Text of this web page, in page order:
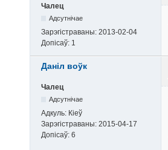
Чалец
Адсутнічае
Зарэгістраваны: 2013-02-04
Допісаў: 1
Даніл воўк
Чалец
Адсутнічае
Адкуль: Кіеў
Зарэгістраваны: 2015-04-17
Допісаў: 6